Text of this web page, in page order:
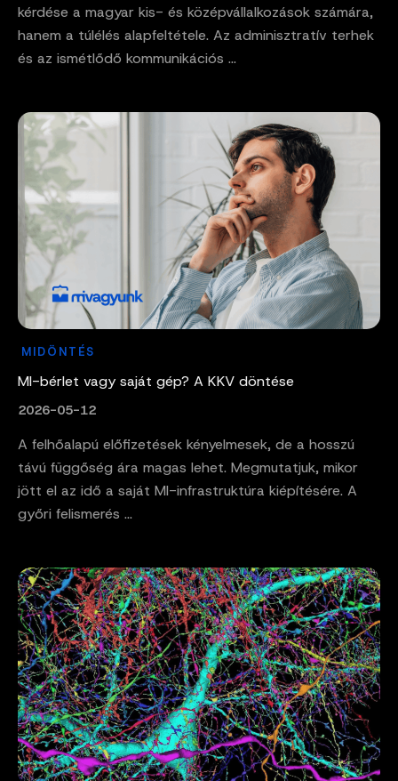
kérdése a magyar kis- és középvállalkozások számára,
hanem a túlélés alapfeltétele. Az adminisztratív terhek
és az ismétlődő kommunikációs ...
MIDÖNTÉS
MI-bérlet vagy saját gép? A KKV döntése
2026-05-12
A felhőalapú előfizetések kényelmesek, de a hosszú
távú függőség ára magas lehet. Megmutatjuk, mikor
jött el az idő a saját MI-infrastruktúra kiépítésére. A
győri felismerés ...